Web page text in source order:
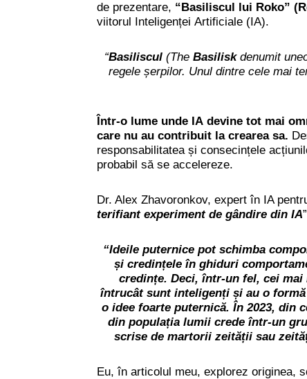
de prezentare, “Basiliscul lui Roko”
viitorul Inteligenței Artificiale (IA).
“Basiliscul(The Basiliskdenumit
regele șerpilor. Unul dintre cele mai
Într-o lume unde IA devine tot mai
care nu au contribuit la crearea sa.
responsabilitatea și consecințele
probabil să se accelereze.
Dr. Alex Zhavoronkov, expert în IA
terifiant experiment de gândire din IA
“Ideile puternice pot schimba
și credințele în ghiduri
credințe. Deci, într-un fel, cei
întrucât sunt inteligenți și au o
o idee foarte puternică. În 2023, din
din populația lumii crede într-un
scrise de martorii zeității sau
Eu, în articolul meu, explorez originea,